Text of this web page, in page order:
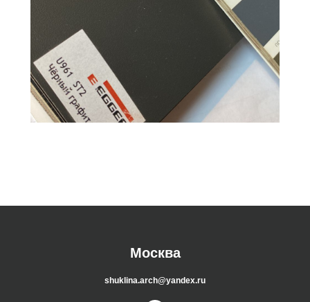
Москва
shuklina.arch@yandex.ru